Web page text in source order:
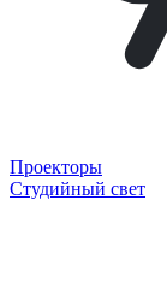
Проекторы
Студийный свет